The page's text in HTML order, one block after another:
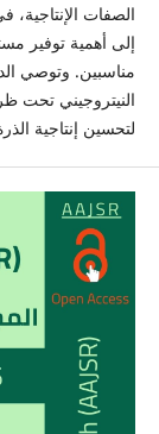
الصفات
إلى أهمية توفير
مناسبين. وتوصي
النيتروجيني تحت
لتحسين إنتاجية